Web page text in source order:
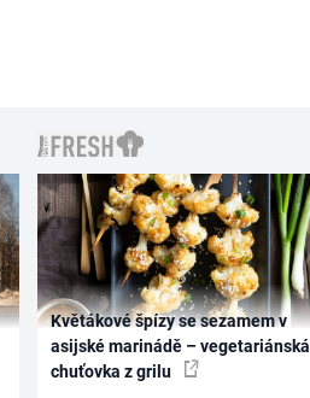
Květákové špízy se sezamem v
asijské marinádě – vegetariánská
chuťovka z grilu